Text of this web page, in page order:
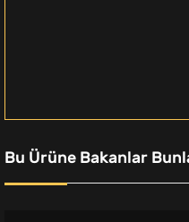
Bu Ürüne Bakanlar